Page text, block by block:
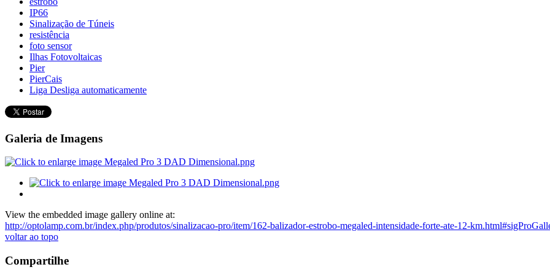
IP66
Sinalização de Túneis
resistência
foto sensor
Ilhas Fotovoltaicas
Pier
PierCais
Liga Desliga automaticamente
Galeria de Imagens
View the embedded image gallery online at:
http://optolamp.com.br/index.php/produtos/sinalizacao-pro/item/162-balizador-estrobo-megaled-intensidade-forte-ate-12-
voltar ao topo
Compartilhe